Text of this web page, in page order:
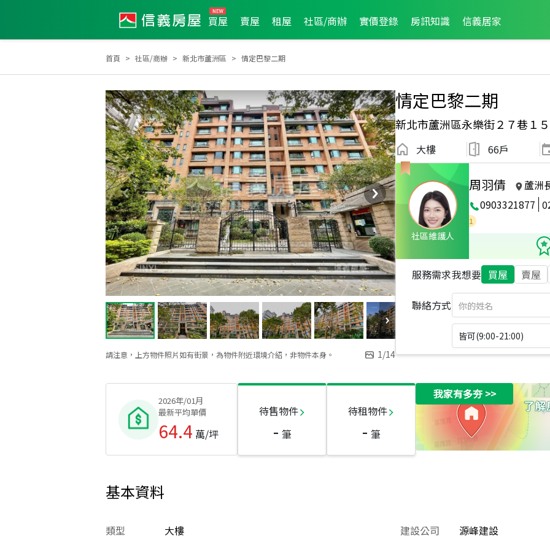
買屋 賣屋 租屋 社區/商辦 實價登錄 房訊知識 信義居家
首頁 社區/商辦 新北市蘆洲區 情定巴黎二期
請注意，上方物件照片如有街景，為物件附近環境介紹，非物件本身。 1/14
情定巴黎二期
新北市蘆洲區永樂街２７巷１
大樓 66戶
社區維護人
周羽倩
蘆洲
0903321877
2025年12月區業績TOP2 2026年2月區成件TOP3 2025年12月區成件TOP3 2025年4月區成件TOP1
服務需求我想要 買屋 賣屋
聯絡方式
皆可(9:00-21:00)
2026年/01月
最新平均單價
64.4 萬/坪
待售物件
- 筆
待租物件
- 筆
我家有多夯>>
基本資料
類型 大樓 建設公司 源峰建設